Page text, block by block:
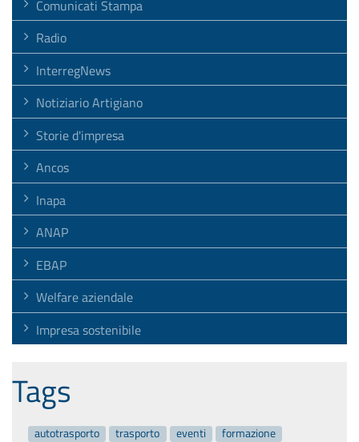
Comunicati Stampa
Radio
InterregNews
Notiziario Artigiano
Storie d'impresa
Ancos
Inapa
ANAP
EBAP
Welfare aziendale
Impresa sostenibile
Tags
autotrasporto trasporto eventi
formazione